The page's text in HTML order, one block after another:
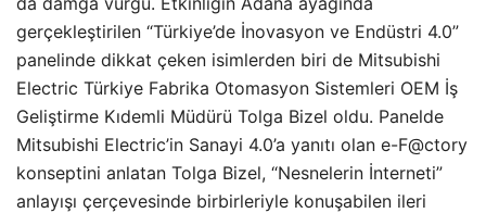
gerçekleştirilen “Türkiye’de İnovasyon ve Endüstri 4.0”
panelinde dikkat çeken isimlerden biri de Mitsubishi
Electric Türkiye Fabrika Otomasyon Sistemleri OEM İş
Geliştirme Kıdemli Müdürü Tolga Bizel oldu. Panelde
Mitsubishi Electric’in Sanayi 4.0’a yanıtı olan e-F@ctory
konseptini anlatan Tolga Bizel, “Nesnelerin İnterneti”
anlayışı çerçevesinde birbirleriyle konuşabilen ileri